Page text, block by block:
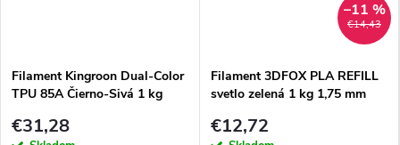
Filament Kingroon Dual-Color
TPU 85A Čierno-Sivá 1 kg
€31,28
€14,43
–11 %
Filament 3DFOX PLA REFILL
svetlo zelená 1 kg 1,75 mm
€12,72